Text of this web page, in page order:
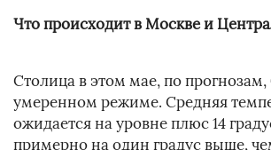
Что происходит в Москве и
Столица в этом мае, по прогнозам,
умеренном режиме. Средняя
ожидается на уровне плюс 14
примерно на один градус выше,